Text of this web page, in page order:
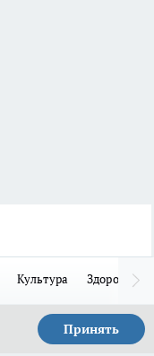
Культура Здоровье
Принять